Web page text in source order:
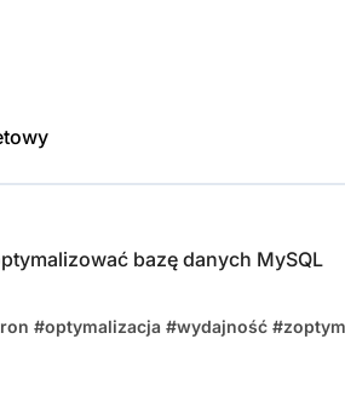
bazę danych MySQL
#optymalizacja #wydajność #